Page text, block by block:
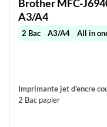
Brother MFC-
A3/A4
2 Bac A3/A4 All in
Imprimante jet d’encre
2 Bac papier